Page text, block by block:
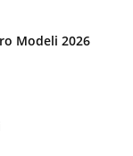
Modeli 2026